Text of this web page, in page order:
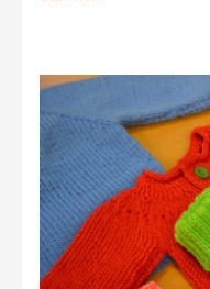
i
vuxenstorlek